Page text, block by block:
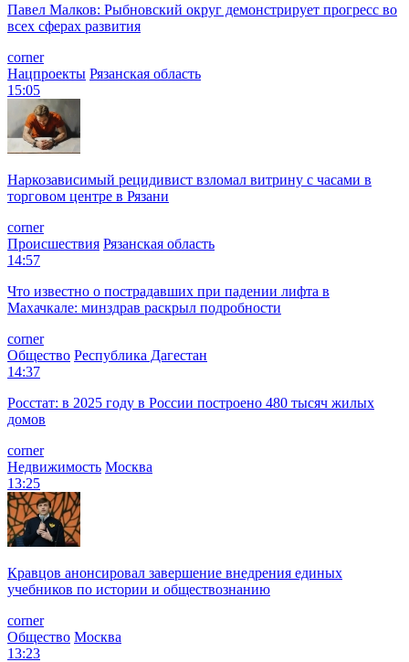
Павел Малков: Рыбновский округ демонстрирует прогресс во
всех сферах развития
corner
Нацпроекты Рязанская область
15:05
Наркозависимый рецидивист взломал витрину с часами в
торговом центре в Рязани
corner
Происшествия Рязанская область
14:57
Что известно о пострадавших при падении лифта в
Махачкале: минздрав раскрыл подробности
corner
Общество Республика Дагестан
14:37
Росстат: в 2025 году в России построено 480 тысяч жилых
домов
corner
Недвижимость Москва
13:25
Кравцов анонсировал завершение внедрения единых
учебников по истории и обществознанию
corner
Общество Москва
13:23